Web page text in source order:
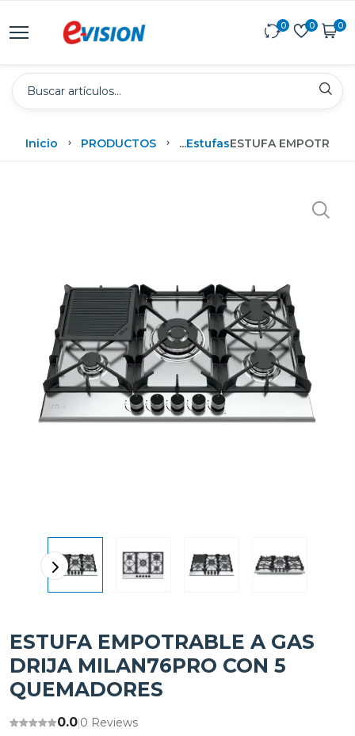
0 0 0
Inicio PRODUCTOS ...EstufasESTUFA
ESTUFA EMPOTRABLE A GAS
DRIJA MILAN76PRO CON 5
QUEMADORES
0.0|0 Reviews